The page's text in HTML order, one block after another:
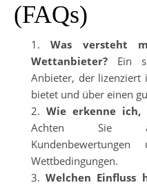
(FAQs)
Was versteht
Wettanbieter? Ein
Anbieter, der lizenziert
bietet und über einen
Wie erkenne
Achten Sie auf
Wettbedingungen.
Welchen Einfluss